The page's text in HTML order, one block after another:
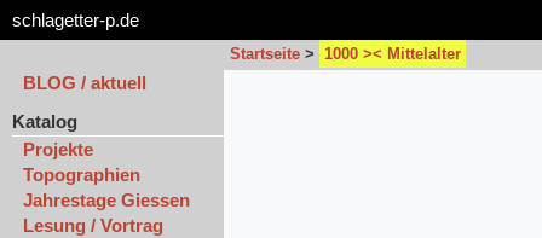
schlagetter-p.de
Startseite > 1000 >< Mittelalter
BLOG / aktuell
Katalog
Projekte
Topographien
Jahrestage Giessen
Lesung / Vortrag